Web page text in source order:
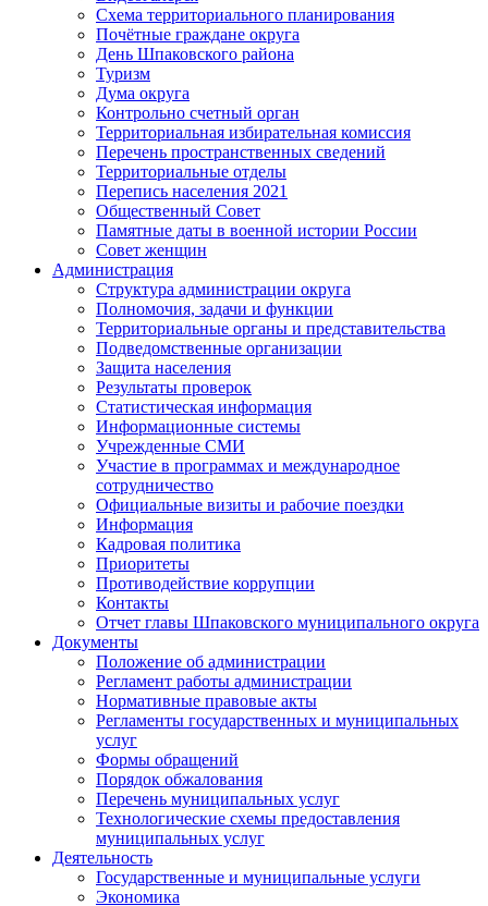
Схема территориального планирования
Почётные граждане округа
День Шпаковского района
Туризм
Дума округа
Контрольно счетный орган
Территориальная избирательная комиссия
Перечень пространственных сведений
Территориальные отделы
Перепись населения 2021
Общественный Совет
Памятные даты в военной истории России
Совет женщин
Администрация
Структура администрации округа
Полномочия, задачи и функции
Территориальные органы и представительства
Подведомственные организации
Защита населения
Результаты проверок
Статистическая информация
Информационные системы
Учрежденные СМИ
Участие в программах и международное
сотрудничество
Официальные визиты и рабочие поездки
Информация
Кадровая политика
Приоритеты
Противодействие коррупции
Контакты
Отчет главы Шпаковского муниципального округа
Документы
Положение об администрации
Регламент работы администрации
Нормативные правовые акты
Регламенты государственных и муниципальных
услуг
Формы обращений
Порядок обжалования
Перечень муниципальных услуг
Технологические схемы предоставления
муниципальных услуг
Деятельность
Государственные и муниципальные услуги
Экономика